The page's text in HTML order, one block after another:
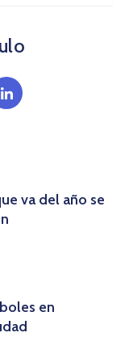
va del año se
en